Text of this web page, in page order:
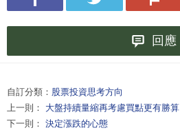
回應
自訂分類： 股票投資思考方向
上一則： 大盤持續量縮再考慮買點更有勝算
下一則： 決定漲跌的心態